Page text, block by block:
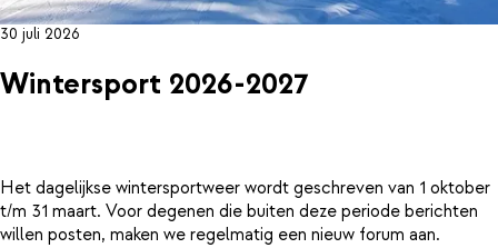
30 juli 2026
Wintersport 2026-2027
Het dagelijkse wintersportweer wordt geschreven van 1 oktober
t/m 31 maart. Voor degenen die buiten deze periode berichten
willen posten, maken we regelmatig een nieuw forum aan.